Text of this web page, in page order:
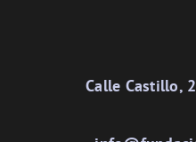
Calle Castillo,